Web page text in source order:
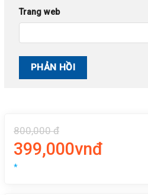
Trang web
800,000 đ
399,000vnđ
*